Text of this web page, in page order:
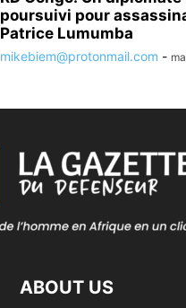
poursuivi pour
Patrice Lumumba
mikebiem@protonmail.com -
ABOUT US